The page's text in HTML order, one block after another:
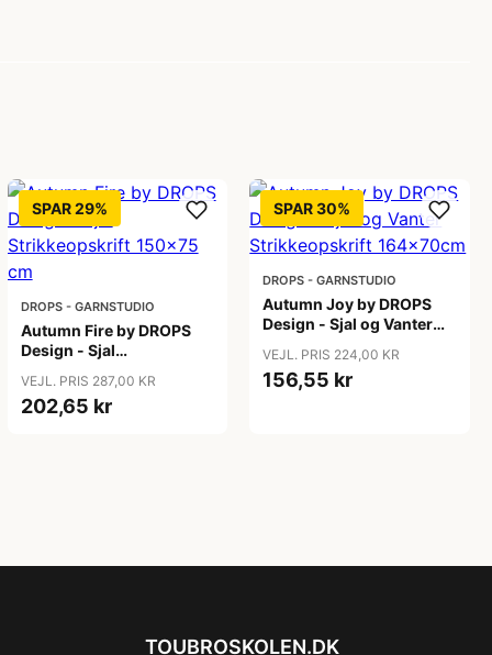
SPAR 29%
DROPS - GARNSTUDIO
Autumn Fire by DROPS
Design - Sjal
cm
VEJL. PRIS 287,00 KR
202,65 kr
SPAR 30%
DROPS - GARNSTUDIO
Autumn Joy by DROPS
Design - Sjal og Vanter
164x70cm
VEJL. PRIS 224,00 KR
156,55 kr
TOUBROSKOLEN.DK